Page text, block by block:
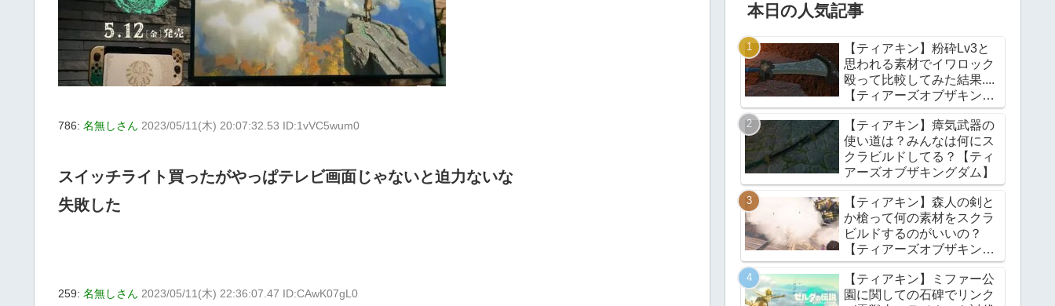
786: 名無しさん 2023/05/11(木) 20:07:32.53 ID:1vVC5wum0
スイッチライト買ったがやっぱテレビ画面じゃないと迫力ないな
失敗した
259: 名無しさん 2023/05/11(木) 22:36:07.47 ID:CAwK07gL0
本日の人気記事
【ティアキン】粉砕Lv3と
思われる素材でイワロック
殴って比較してみた結果....
【ティアーズオブザキング
ダム】
【ティアキン】瘴気武器の
使い道は？みんなは何にス
クラビルドしてる？【ティ
アーズオブザキングダム】
【ティアキン】森人の剣と
か槍って何の素材をスクラ
ビルドするのがいいの？
【ティアーズオブザキング
ダム】
【ティアキン】ミファー公
園に関しての石碑でリンク